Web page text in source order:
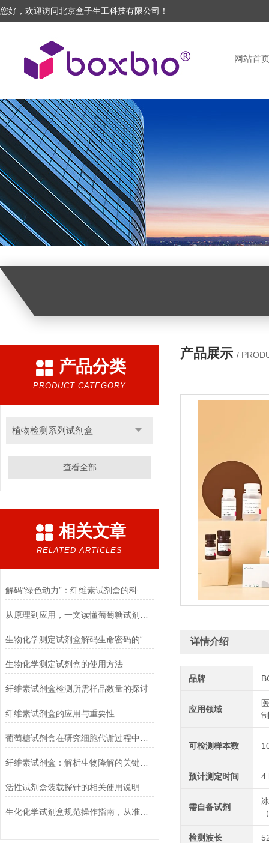
您好，欢迎访问北京盒子生工科技有限公司！
网站首
产品分类
PRODUCT CATEGORY
植物检测系列试剂盒
查看全部
相关文章
RELATED ARTICLES
解码“绿色动力”：纤维素试剂盒的科学逻辑
生物化学测定试剂盒的使用方法
纤维素试剂盒检测所需样品数量的探讨
纤维素试剂盒的应用与重要性
纤维素试剂盒：解析生物降解的关键利器
活性试剂盒装载探针的相关使用说明
生化化学试剂盒规范操作指南，从准备到结果判读的全流程解析
产品展示 /
详情介绍
品牌
应用领域
可检测样本数
预计测定时间 4
需自备试剂
检测波长